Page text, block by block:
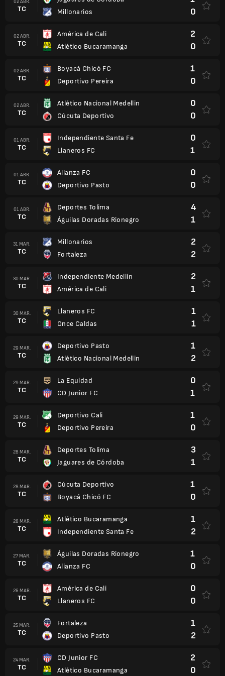
02 ABR.
TC
Millonarios
0
02 ABR.
TC
América de Cali
Atlético Bucaramanga
2
0
02 ABR.
TC
Boyacá Chicó FC
Deportivo Pereira
1
0
02 ABR.
TC
Atlético Nacional Medellin
Cúcuta Deportivo
0
0
01 ABR.
TC
Independiente Santa Fe
Llaneros FC
0
1
01 ABR.
TC
Alianza FC
Deportivo Pasto
0
0
01 ABR.
TC
Deportes Tolima
Águilas Doradas Rionegro
4
1
31 MAR.
TC
Millonarios
Fortaleza
2
2
30 MAR.
TC
Independiente Medellín
América de Cali
2
1
30 MAR.
TC
Llaneros FC
Once Caldas
1
1
29 MAR.
TC
Deportivo Pasto
Atlético Nacional Medellin
1
2
29 MAR.
TC
La Equidad
CD Junior FC
0
1
29 MAR.
TC
Deportivo Cali
Deportivo Pereira
1
0
28 MAR.
TC
Deportes Tolima
Jaguares de Córdoba
3
1
28 MAR.
TC
Cúcuta Deportivo
Boyacá Chicó FC
1
0
28 MAR.
TC
Atlético Bucaramanga
Independiente Santa Fe
1
2
27 MAR.
TC
Águilas Doradas Rionegro
Alianza FC
1
0
26 MAR.
TC
América de Cali
Llaneros FC
0
0
25 MAR.
TC
Fortaleza
Deportivo Pasto
1
2
24 MAR.
TC
CD Junior FC
Atlético Bucaramanga
2
0